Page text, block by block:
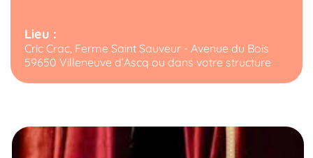
Lieu :
Cric Crac, Ferme Saint Sauveur - Avenue du Bois
59650 Villeneuve d’Ascq ou dans votre structure